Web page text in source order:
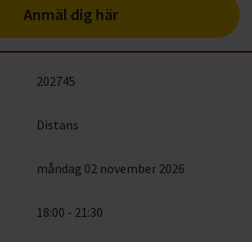
Anmäl dig här
202745
Distans
måndag 02 november 2026
18:00 - 21:30